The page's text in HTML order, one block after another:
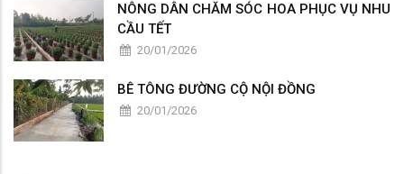
NÔNG DÂN CHĂM SÓC HOA PHỤC VỤ NHU
CẦU TẾT
20/01/2026
BÊ TÔNG ĐƯỜNG CỘ NỘI ĐỒNG
20/01/2026